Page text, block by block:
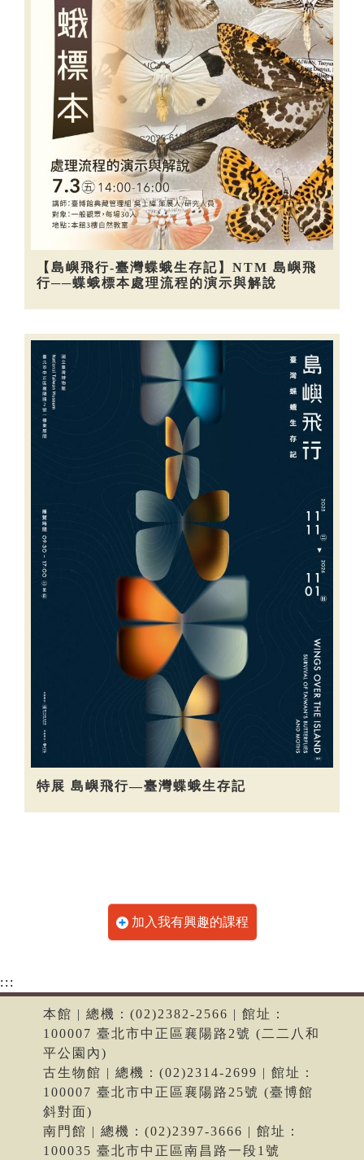
【島嶼飛行-臺灣蝶蛾生存記】NTM 島嶼飛
行──蝶蛾標本處理流程的演示與解說
特展 島嶼飛行—臺灣蝶蛾生存記
加入我有興趣的課程
:::
本館 | 總機：(02)2382-2566 | 館址：
100007 臺北市中正區襄陽路2號 (二二八和
平公園內)
古生物館 | 總機：(02)2314-2699 | 館址：
100007 臺北市中正區襄陽路25號 (臺博館
斜對面)
南門館 | 總機：(02)2397-3666 | 館址：
100035 臺北市中正區南昌路一段1號